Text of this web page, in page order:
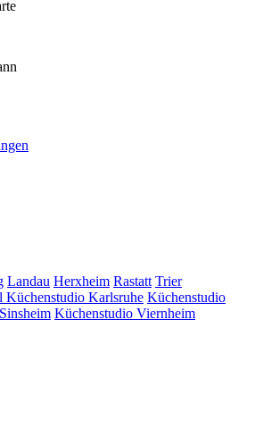
Landau Herxheim Rastatt Trier
Küchenstudio Karlsruhe Küchenstudio
Küchenstudio Viernheim